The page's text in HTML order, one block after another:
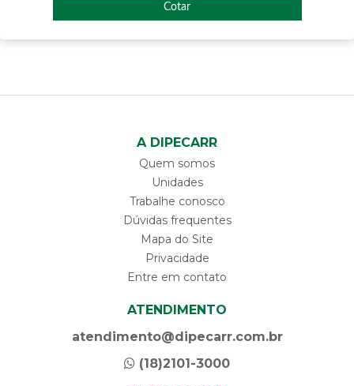
Cotar
A DIPECARR
Quem somos
Unidades
Trabalhe conosco
Dúvidas frequentes
Mapa do Site
Privacidade
Entre em contato
ATENDIMENTO
atendimento@dipecarr.com.br
(18)2101-3000